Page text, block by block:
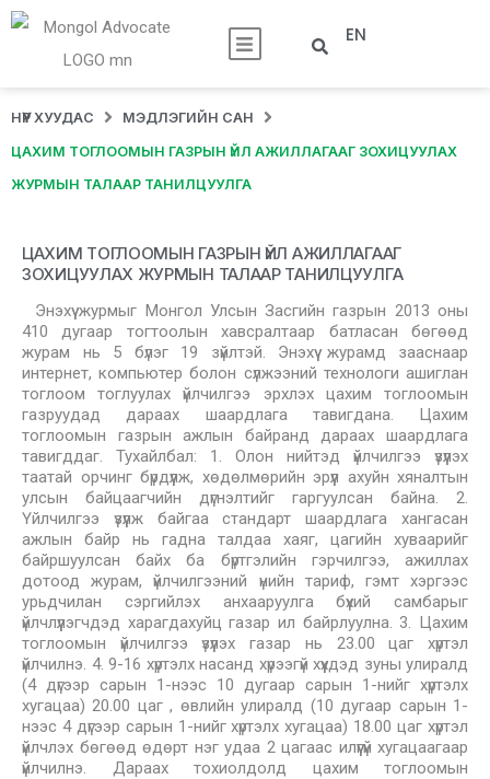
EN
НҮҮР ХУУДАС МЭДЛЭГИЙН САН
ЦАХИМ ТОГЛООМЫН ГАЗРЫН ҮЙЛ АЖИЛЛАГААГ ЗОХИЦУУЛАХ
ЖУРМЫН ТАЛААР ТАНИЛЦУУЛГА
ЦАХИМ ТОГЛООМЫН ГАЗРЫН ҮЙЛ АЖИЛЛАГААГ
ЗОХИЦУУЛАХ ЖУРМЫН ТАЛААР ТАНИЛЦУУЛГА
Энэхүү журмыг Монгол Улсын Засгийн газрын 2013 оны
410 дугаар тогтоолын хавсралтаар батласан бөгөөд
журам нь 5 бүлэг 19 зүйлтэй. Энэхүү журамд зааснаар
интернет, компьютер болон сүлжээний технологи ашиглан
тоглоом тоглуулах үйлчилгээ эрхлэх цахим тоглоомын
газруудад дараах шаардлага тавигдана. Цахим
тоглоомын газрын ажлын байранд дараах шаардлага
тавигддаг. Тухайлбал: 1. Олон нийтэд үйлчилгээ үзүүлэх
таатай орчинг бүрдүүлж, хөдөлмөрийн эрүүл ахуйн хяналтын
улсын байцаагчийн дүгнэлтийг гаргуулсан байна. 2.
Үйлчилгээ үзүүлж байгаа стандарт шаардлага хангасан
ажлын байр нь гадна талдаа хаяг, цагийн хуваарийг
байршуулсан байх ба бүртгэлийн гэрчилгээ, ажиллах
дотоод журам, үйлчилгээний үнийн тариф, гэмт хэргээс
урьдчилан сэргийлэх анхааруулга бүхий самбарыг
үйлчлүүлэгчдэд харагдахуйц газар ил байрлуулна. 3. Цахим
тоглоомын үйлчилгээ үзүүлэх газар нь 23.00 цаг хүртэл
үйлчилнэ. 4. 9-16 хүртэлх насанд хүрээгүй хүүхдэд зуны улиралд
(4 дүгээр сарын 1-нээс 10 дугаар сарын 1-нийг хүртэлх
хугацаа) 20.00 цаг , өвлийн улиралд (10 дугаар сарын 1-
нээс 4 дүгээр сарын 1-нийг хүртэлх хугацаа) 18.00 цаг хүртэл
үйлчлэх бөгөөд өдөрт нэг удаа 2 цагаас илүүгүй хугацаагаар
үйлчилнэ. Дараах тохиолдолд цахим тоглоомын